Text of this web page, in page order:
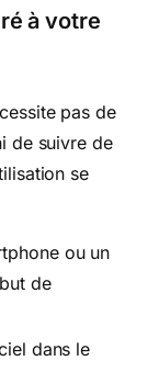
à votre
pas de
de suivre de
se
ou un
de
dans le